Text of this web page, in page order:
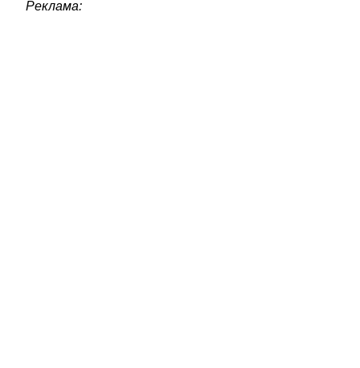
Реклама: